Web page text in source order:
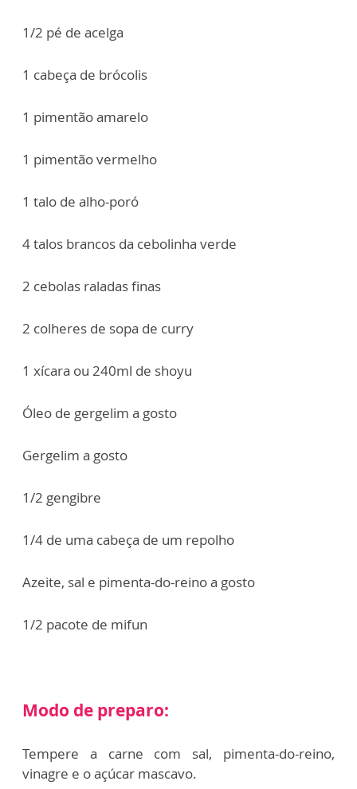
1/2 pé de acelga
1 cabeça de brócolis
1 pimentão amarelo
1 pimentão vermelho
1 talo de alho-poró
4 talos brancos da cebolinha verde
2 cebolas raladas finas
2 colheres de sopa de curry
1 xícara ou 240ml de shoyu
Óleo de gergelim a gosto
Gergelim a gosto
1/2 gengibre
1/4 de uma cabeça de um repolho
Azeite, sal e pimenta-do-reino a gosto
1/2 pacote de mifun
Modo de preparo:
Tempere a carne com sal, pimenta-do-reino,
vinagre e o açúcar mascavo.